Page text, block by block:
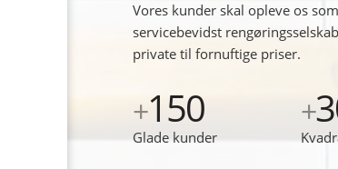
Vores kunder skal opleve os
servicebevidst
private til fornuftige priser.
+150
Glade kunder
+